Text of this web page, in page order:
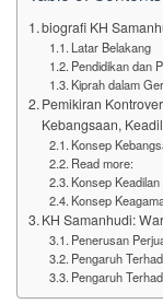
biografi KH
Latar Belakang
Pendidikan dan
Kiprah dalam
Pemikiran
Kebangsaan,
Konsep
Read more:
Konsep Keadilan
Konsep
KH Samanhudi:
Penerusan
Pengaruh
Pengaruh